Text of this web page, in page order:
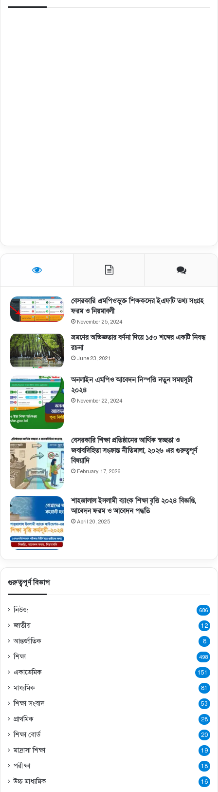
বেসরকারি এমপিওভুক্ত শিক্ষকদের ইএফটি তথ্য সংগ্রহ
ফরম ও নিয়মাবলী
November 25, 2024
ভ্রমণের অভিজ্ঞতার বর্ণনা দিয়ে ১৫০ শব্দের একটি নিবন্ধ
রচনা
June 23, 2021
অনলাইন এমপিও আবেদন নিস্পত্তি নতুন সময়সূচী
২০২৪
November 22, 2024
বেসরকারি শিক্ষা প্রতিষ্ঠানের আর্থিক স্বচ্ছতা ও
জবাবদিহিতা সংক্রান্ত নীতিমালা, ২০২৬ এর গুরুত্বপূর্ণ
বিষয়াদি
February 17, 2026
শাহজালাল ইসলামী ব্যাংক শিক্ষা বৃত্তি ২০২৪ বিজ্ঞপ্তি,
আবেদন ফরম ও আবেদন পদ্ধতি
April 20, 2025
গুরুত্বপূর্ণ বিভাগ
নিউজ 686
জাতীয় 12
আন্তর্জাতিক 8
শিক্ষা 498
একাডেমিক 151
মাধ্যমিক 81
শিক্ষা সংবাদ 53
প্রাথমিক 28
শিক্ষা বোর্ড 20
মাদ্রাসা শিক্ষা 19
পরীক্ষা 18
উচ্চ মাধ্যমিক 16